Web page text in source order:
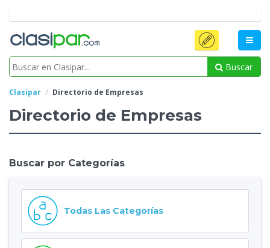
Buscar
Clasipar Directorio de Empresas
Directorio de Empresas
Buscar por Categorías
Todas Las Categorías